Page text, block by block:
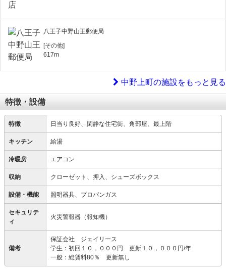
八王子中野山王郵便局
[その他]
617m
中野上町の施設をもっと見る
特徴・設備
特徴 日当り良好、閑静な住宅街、角部屋、最上階
キッチン 給湯
冷暖房 エアコン
収納 クローゼット、押入、シューズボックス
設備・機能 照明器具、プロパンガス
セキュリテ
ィ
火災警報器（報知機）
備考
保証会社 ジェイリース
学生：初回１０，０００円 更新１０，０００円/年
一般：総賃料80％ 更新無し